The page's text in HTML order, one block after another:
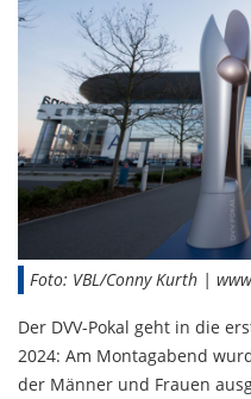
Foto: VBL/Conny Kurth |
Der DVV-Pokal geht in die
2024: Am Montagabend
der Männer und Frauen